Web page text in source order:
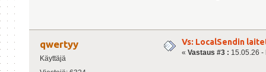
qwertyy
Käyttäjä
Vs: LocalSendin
« Vastaus #3 : 15.05.26 -